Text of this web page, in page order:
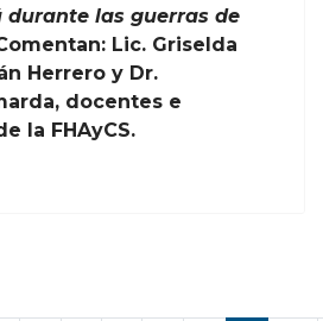
durante las guerras de
Lic. Griselda
Herrero y Dr.
docentes e
la FHAyCS.